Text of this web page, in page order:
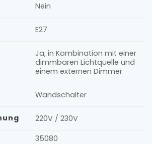
Nein
E27
Ja, in Kombination mit einer
dimmbaren Lichtquelle und
einem externen Dimmer
Wandschalter
220V / 230V
35080